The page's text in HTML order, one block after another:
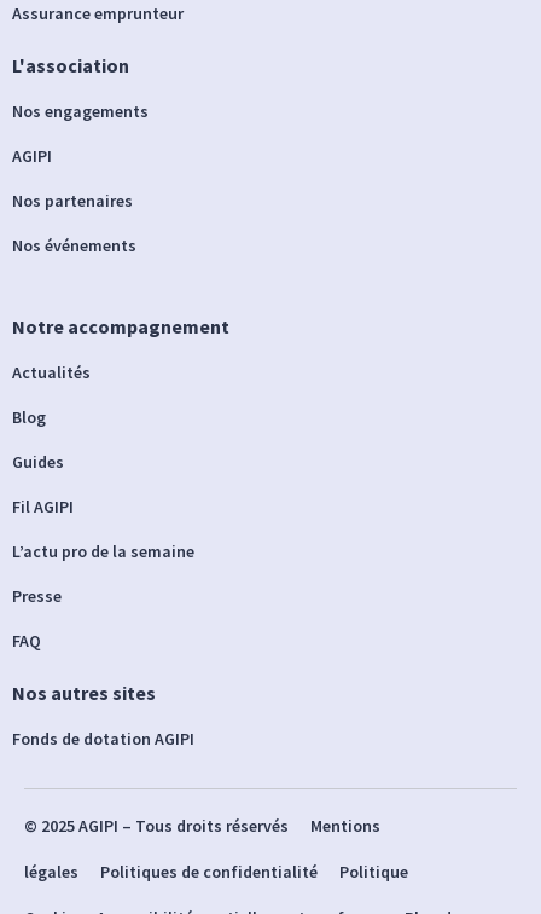
Assurance emprunteur
L'association
Nos engagements
AGIPI
Nos partenaires
Nos événements
Notre accompagnement
Actualités
Blog
Guides
Fil AGIPI
L’actu pro de la semaine
Presse
FAQ
Nos autres sites
Fonds de dotation AGIPI
© 2025 AGIPI – Tous droits réservés Mentions
légales Politiques de confidentialité Politique